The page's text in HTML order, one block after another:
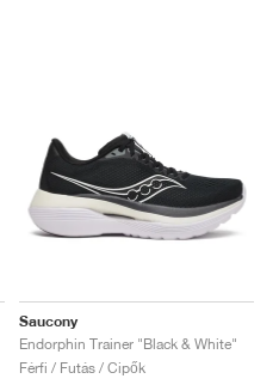
Saucony
Endorphin Trainer "Black & White"
Férfi / Futás / Cipők